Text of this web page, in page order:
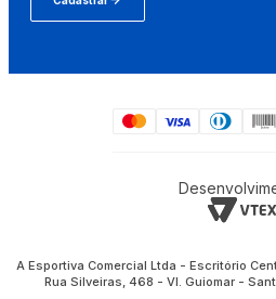
A Esportiva Comercial Ltda - Escritório
Rua Silveiras, 468 - Vl. Guiomar -